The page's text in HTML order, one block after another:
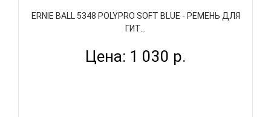
ERNIE BALL 5348 POLYPRO SOFT BLUE - РЕМЕНЬ ДЛЯ
ГИТ...
Цена: 1 030 р.